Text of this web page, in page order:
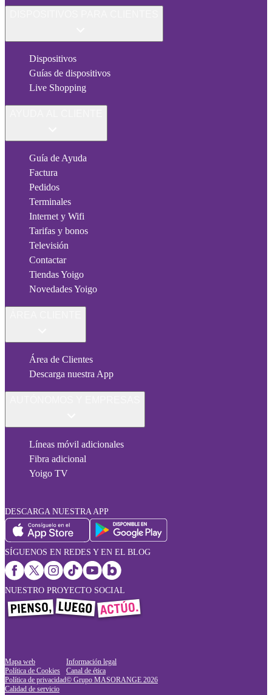
Dispositivos
Guías de dispositivos
Live Shopping
Guía de Ayuda
Factura
Pedidos
Terminales
Internet y Wifi
Tarifas y bonos
Televisión
Contactar
Tiendas Yoigo
Novedades Yoigo
Área de Clientes
Descarga nuestra App
Líneas móvil adicionales
Fibra adicional
Yoigo TV
DESCARGA NUESTRA APP
SÍGUENOS EN REDES Y EN EL BLOG
NUESTRO PROYECTO SOCIAL
Mapa web
Política de Cookies
Política de privacidad
Calidad de servicio
Información legal
Canal de ética
© Grupo MASORANGE 2026